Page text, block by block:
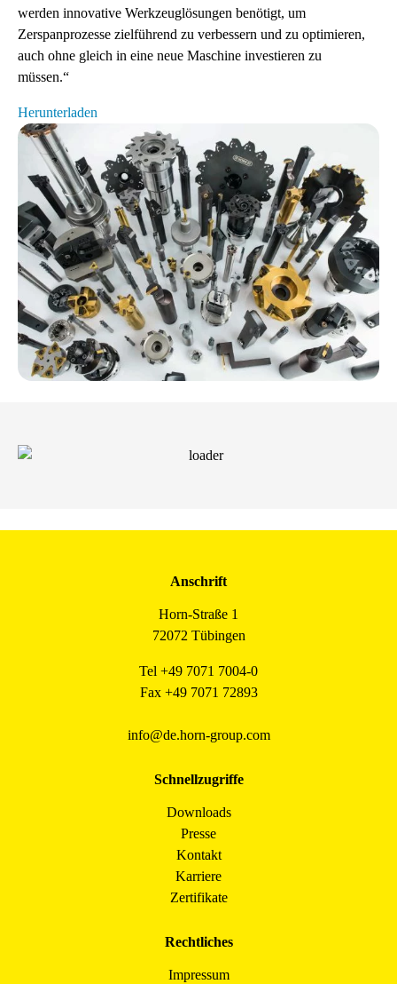
werden innovative Werkzeuglösungen benötigt, um
Zerspanprozesse zielführend zu verbessern und zu optimieren,
auch ohne gleich in eine neue Maschine investieren zu
müssen.“
Herunterladen
[Translate to Deutschland:]
Anschrift
Horn-Straße 1
72072 Tübingen
Tel +49 7071 7004-0
Fax +49 7071 72893
info@de.horn-group.com
Schnellzugriffe
Downloads
Presse
Kontakt
Karriere
Zertifikate
Rechtliches
Impressum